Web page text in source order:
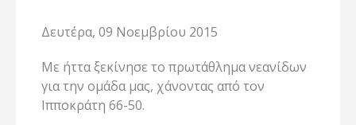
Δευτέρα, 09 Νοεμβρίου 2015
Με ήττα ξεκίνησε το πρωτάθλημα νεανίδων
για την ομάδα μας, χάνοντας από τον
Ιπποκράτη 66-50.